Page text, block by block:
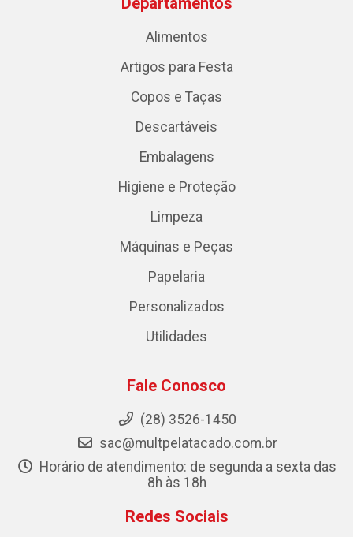
Alimentos
Artigos para Festa
Copos e Taças
Descartáveis
Embalagens
Higiene e Proteção
Limpeza
Máquinas e Peças
Papelaria
Personalizados
Utilidades
Fale Conosco
(28) 3526-1450
sac@multpelatacado.com.br
Horário de atendimento: de segunda a sexta das
8h às 18h
Redes Sociais